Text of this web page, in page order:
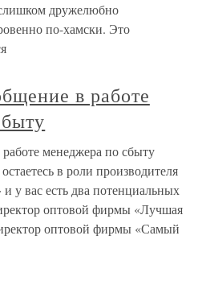
дружелюбно
по-хамски. Это
в работе
менеджера по сбыту
в роли производителя
у вас есть два потенциальных
оптовой фирмы «Лучшая
оптовой фирмы «Самый